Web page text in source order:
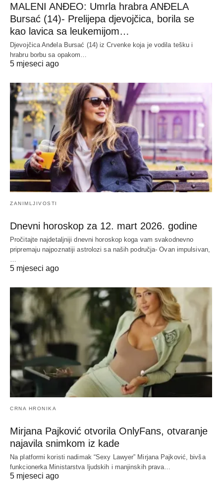
MALENI ANĐEO: Umrla hrabra ANĐELA
Bursać (14)- Prelijepa djevojčica, borila se
kao lavica sa leukemijom…
Djevojčica Anđela Bursać (14) iz Crvenke koja je vodila tešku i
hrabru borbu sa opakom…
5 mjeseci ago
ZANIMLJIVOSTI
Dnevni horoskop za 12. mart 2026. godine
Pročitajte najdetaljniji dnevni horoskop koga vam svakodnevno
pripremaju najpoznatiji astrolozi sa naših područja- Ovan impulsivan,
…
5 mjeseci ago
CRNA HRONIKA
Mirjana Pajković otvorila OnlyFans, otvaranje
najavila snimkom iz kade
Na platformi koristi nadimak “Sexy Lawyer” Mirjana Pajković, bivša
funkcionerka Ministarstva ljudskih i manjinskih prava…
5 mjeseci ago